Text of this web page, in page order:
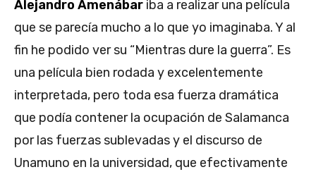
Alejandro Amenábar iba a realizar una película
que se parecía mucho a lo que yo imaginaba. Y al
fin he podido ver su “Mientras dure la guerra”. Es
una película bien rodada y excelentemente
interpretada, pero toda esa fuerza dramática
que podía contener la ocupación de Salamanca
por las fuerzas sublevadas y el discurso de
Unamuno en la universidad, que efectivamente